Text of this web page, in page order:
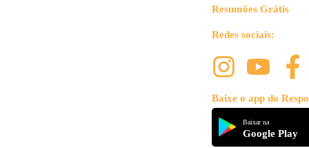
Resumões Grátis
Redes sociais:
Baixe o app do
Baixar na
Google Play